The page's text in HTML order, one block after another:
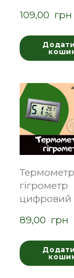
109,00  грн
гігрометр
цифровий
89,00  грн